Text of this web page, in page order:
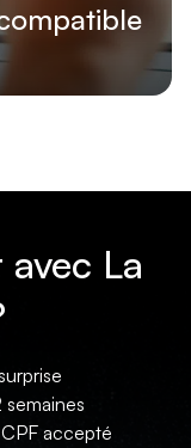
La
CPF accepté